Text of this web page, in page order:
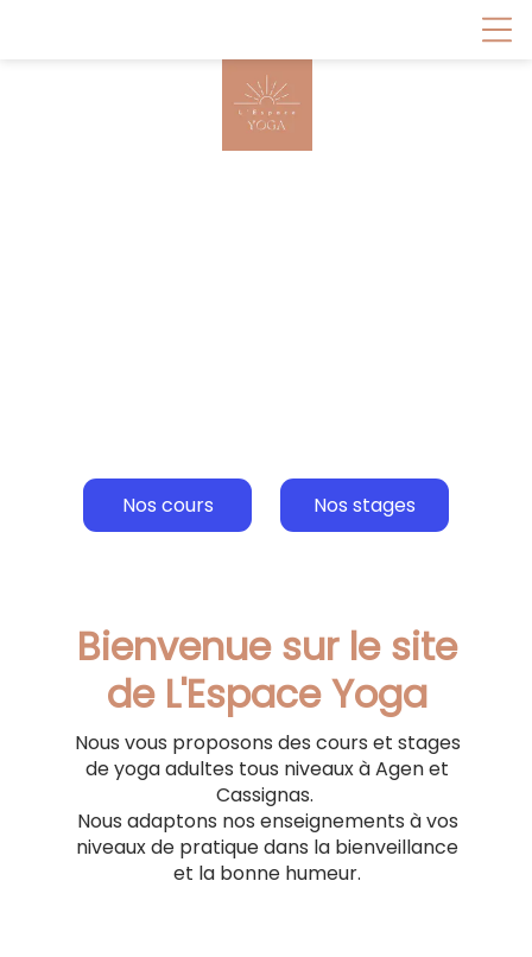
Bienvenue sur le site
de L'Espace Yoga
Nous vous proposons des cours et stages
de yoga adultes tous niveaux à Agen et
Cassignas.
Nous adaptons nos enseignements à vos
niveaux de pratique dans la bienveillance
et la bonne humeur.
Nos stages
Nos cours